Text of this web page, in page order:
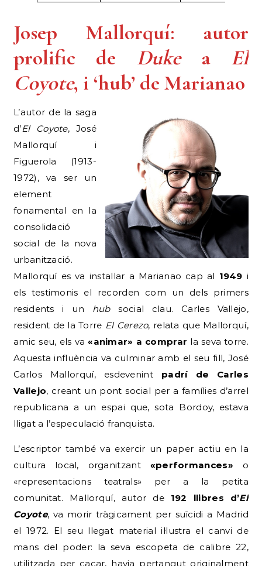
Josep Mallorquí: autor
prolific de Dukea El
Coyote, i ‘hub’ de Marianao
L’autor de la saga
d’El Coyote, José
Mallorquí i
Figuerola (1913-
1972), va ser un
element
fonamental en la
consolidació
social de la nova
urbanització.
Mallorquí es va instal·lar a Marianao cap al 1949 i
els testimonis el recorden com un dels primers
residents i un hubsocial clau. Carles Vallejo,
resident de la Torre El Cerezo, relata que Mallorquí,
amic seu, els va«animar» a comprar la seva torre.
Aquesta influència va culminar amb el seu fill, José
Carlos Mallorquí, esdevenint padrí de Carles
Vallejo, creant un pont social per a famílies d’arrel
republicana a un espai que, sota Bordoy, estava
lligat a l’especulació franquista.
L’escriptor també va exercir un paper actiu en la
cultura local, organitzant «performances» o
«representacions teatrals» per a la petita
comunitat. Mallorquí, autor de 192 llibres d’El
Coyote, va morir tràgicament per suïcidi a Madrid
el 1972. El seu llegat material il·lustra el canvi de
mans del poder: la seva escopeta de calibre 22,
utilitzada per caçar, havia pertangut originalment